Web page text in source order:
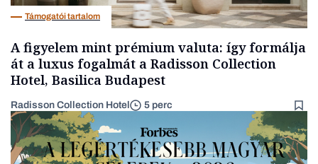
Támogatói tartalom
A figyelem mint prémium valuta: így formálja
át a luxus fogalmát a Radisson Collection
Hotel, Basilica Budapest
Radisson Collection Hotel 5 perc